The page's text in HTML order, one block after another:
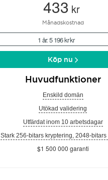
433 kr
Månadskostnad
1 år: 5 196 kr kr
Köp nu
Huvudfunktioner
Enskild domän
Utökad validering
Utfärdat inom 10 arbetsdagar
Stark 256-bitars kryptering, 2048-bitars
$1 500 000 garanti